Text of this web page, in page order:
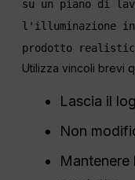
su un piano di
l'illuminazione in
prodotto
Utilizza vincoli brevi
Lascia il
Non
Mantenere